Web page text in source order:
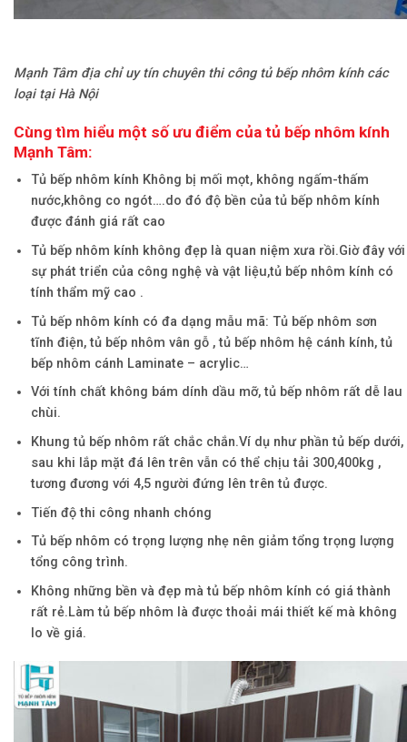
Mạnh Tâm địa chỉ uy tín chuyên thi công tủ bếp nhôm kính các
loại tại Hà Nội
Cùng tìm hiểu một số ưu điểm của tủ bếp nhôm kính
Mạnh Tâm:
Tủ bếp nhôm kính Không bị mối mọt, không ngấm-thấm
nước,không co ngót….do đó độ bền của tủ bếp nhôm kính
được đánh giá rất cao
Tủ bếp nhôm kính không đẹp là quan niệm xưa rồi.Giờ đây với
sự phát triển của công nghệ và vật liệu,tủ bếp nhôm kính có
tính thẩm mỹ cao .
Tủ bếp nhôm kính có đa dạng mẫu mã: Tủ bếp nhôm sơn
tĩnh điện, tủ bếp nhôm vân gỗ , tủ bếp nhôm hệ cánh kính, tủ
bếp nhôm cánh Laminate – acrylic…
Với tính chất không bám dính dầu mỡ, tủ bếp nhôm rất dễ lau
chùi.
Khung tủ bếp nhôm rất chắc chắn.Ví dụ như phần tủ bếp dưới,
sau khi lắp mặt đá lên trên vẫn có thể chịu tải 300,400kg ,
tương đương với 4,5 người đứng lên trên tủ được.
Tiến độ thi công nhanh chóng
Tủ bếp nhôm có trọng lượng nhẹ nên giảm tổng trọng lượng
tổng công trình.
Không những bền và đẹp mà tủ bếp nhôm kính có giá thành
rất rẻ.Làm tủ bếp nhôm là được thoải mái thiết kế mà không
lo về giá.